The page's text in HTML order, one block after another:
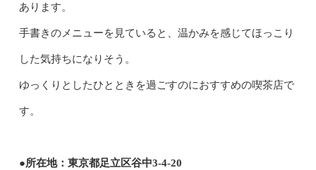
あります。
手書きのメニューを見ていると、温かみを感じてほっこり
した気持ちになりそう。
ゆっくりとしたひとときを過ごすのにおすすめの喫茶店で
す。
●所在地：東京都足立区谷中3-4-20